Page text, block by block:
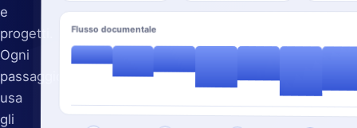
e
progetti.
Ogni
passaggio
usa
gli
Flusso documentale